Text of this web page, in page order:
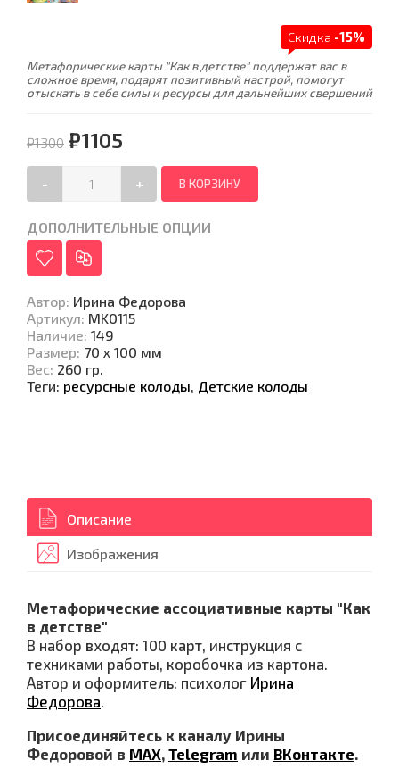
Скидка -15%
Метафорические карты "Как в детстве" поддержат вас в
сложное время, подарят позитивный настрой, помогут
отыскать в себе силы и ресурсы для дальнейших свершений
₽1300 ₽1105
- +
ДОПОЛНИТЕЛЬНЫЕ ОПЦИИ
Автор: Ирина Федорова
Артикул: MK0115
Наличие: 149
Размер: 70 x 100 мм
Вес: 260 гр.
Теги: ресурсные колоды, Детские колоды
Описание
Изображения
Метафорические ассоциативные карты "Как
в детстве"
В набор входят: 100 карт, инструкция с
техниками работы, коробочка из картона.
Автор и оформитель: психолог Ирина
Федорова.
Присоединяйтесь к каналу Ирины
Федоровой в МАХ, Telegram или ВКонтакте.